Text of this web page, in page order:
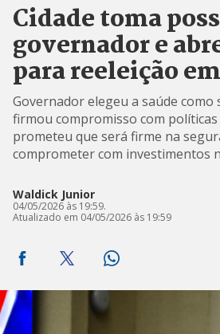
Cidade toma
governador e
para reeleição
Governador elegeu a saúde como
firmou compromisso com políticas
prometeu que será firme na
comprometer com investimentos
Waldick Junior
04/05/2026 às 19:59.
Atualizado em 04/05/2026 às 19:59